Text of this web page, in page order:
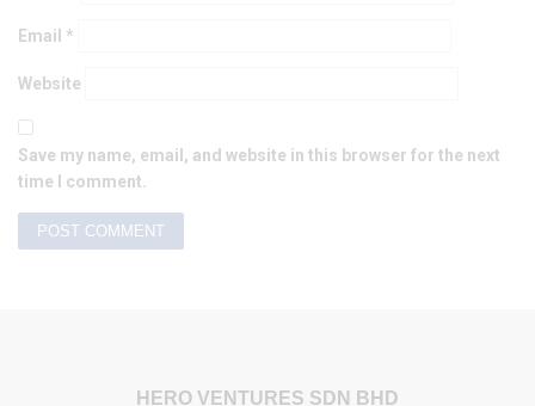
Email *
Website
Save my name, email, and website in this browser for the next
time I comment.
HERO VENTURES SDN BHD